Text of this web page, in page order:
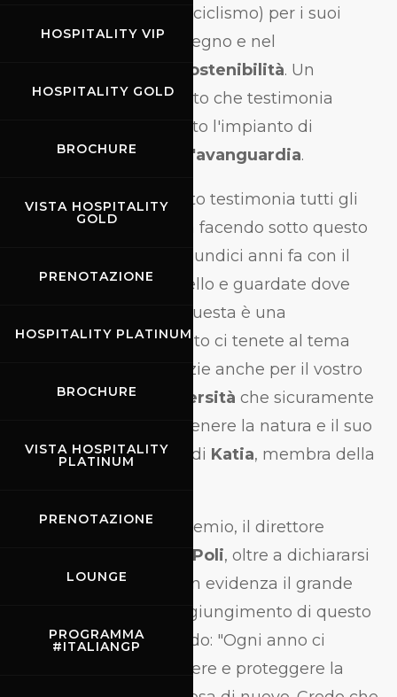
HOSPITALITY VIP
HOSPITALITY GOLD
BROCHURE
VISTA HOSPITALITY
GOLD
PRENOTAZIONE
HOSPITALITY PLATINUM
BROCHURE
VISTA HOSPITALITY
PLATINUM
PRENOTAZIONE
LOUNGE
PROGRAMMA
#ITALIANGP
Internazionale di Motociclismo) per i suoi
continui sforzi nel sostegno e nel
sostenibilità. Un
prezioso riconoscimento che testimonia
ancora una volta quanto l'impianto di
proprietà Ferrari sia
all'avanguardia.
"Questo riconoscimento testimonia tutti gli
sforzi che il circuito sta facendo sotto questo
aspetto. Avete iniziato undici anni fa con il
programma Kiss Mugello e guardate dove
siete arrivati adesso. Questa è una
testimonianza di quanto ci tenete al tema
della sostenibilità. Grazie anche per il vostro
impegno nellabiodiversità che sicuramente
ci sarà d'aiuto per sostenere la natura e il suo
ecosistema", le parole di Katia, membra della
Una volta ricevuto il premio, il direttore
Paolo Poli, oltre a dichiararsi
entusiasta, ha messo in evidenza il grande
lavoro svolto per il raggiungimento di questo
fondamentale traguardo: "Ogni anno ci
sforziamo per mantenere e proteggere la